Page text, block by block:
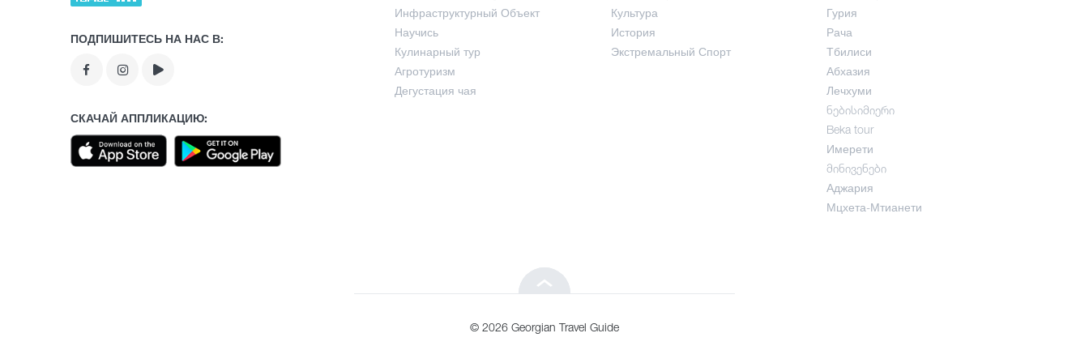
Дегустация чая
Инфраструктурный Объект
Научись
Кулинарный тур
Агротуризм
Дегустация чая
Культура
История
Экстремальный Спорт
Гурия
Рача
Тбилиси
Абхазия
Лечхуми
ნებისიმიერი
Beka tour
Имерети
მინივენები
Аджария
Мцхета-Мтианети
ПОДПИШИТЕСЬ НА НАС В:
СКАЧАЙ АППЛИКАЦИЮ:
© 2026 Georgian Travel Guide